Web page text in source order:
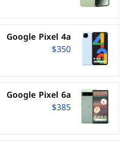
Google Pixel 4a
$350
Google Pixel 6a
$385